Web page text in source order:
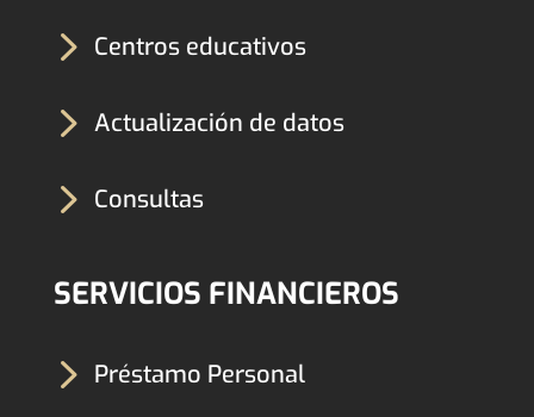
5 Centros educativos
5Actualización de datos
5 Consultas
SERVICIOS FINANCIEROS
5 Préstamo Personal